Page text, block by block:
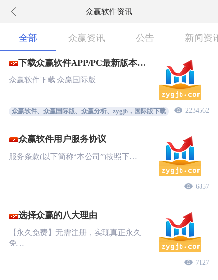
众赢软件资讯
全部 众赢资讯 公告 新闻资
下载众赢软件APP/PC最新版本
New!
众赢软件下载|众赢国际版
众赢软件、众赢国际版、众赢分析、zygjb，国际版下载 2234562
众赢软件用户服务协议
服务条款(以下简称“本公司”)按照下…
6857
选择众赢的八大理由
【永久免费】无需注册，实现真正永久
免…
7127